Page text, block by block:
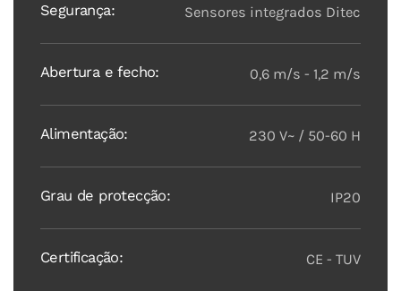
Segurança: Sensores integrados Ditec
Abertura e fecho: 0,6 m/s - 1,2 m/s
Alimentação: 230 V~ / 50-60 H
Grau de protecção: IP20
Certificação: CE - TUV